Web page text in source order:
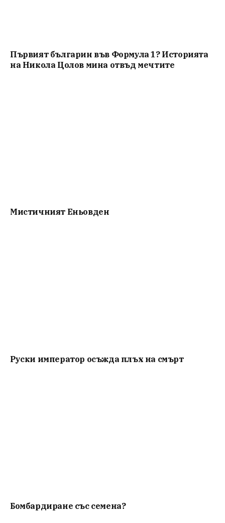
Първият българин във Формула 1? Историята
на Никола Цолов мина отвъд мечтите
Мистичният Eньовден
Руски император осъжда плъх на смърт
Бомбардиране със семена?